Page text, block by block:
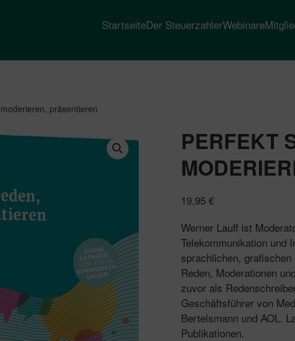
StartseiteDer SteuerzahlerWebinare
präsentieren
PERFEKT
19,95 €
Werner Lauff ist
Telekommunikation und
sprachlichen,
Reden, Moderationen
zuvor als
Geschäftsführer von
Bertelsmann und AOL.
Publikationen.